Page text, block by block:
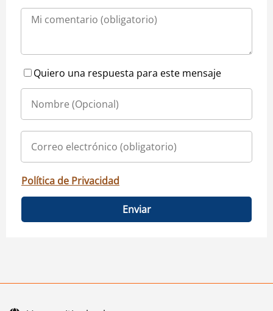
Quiero una respuesta para este mensaje
Política de Privacidad
Enviar